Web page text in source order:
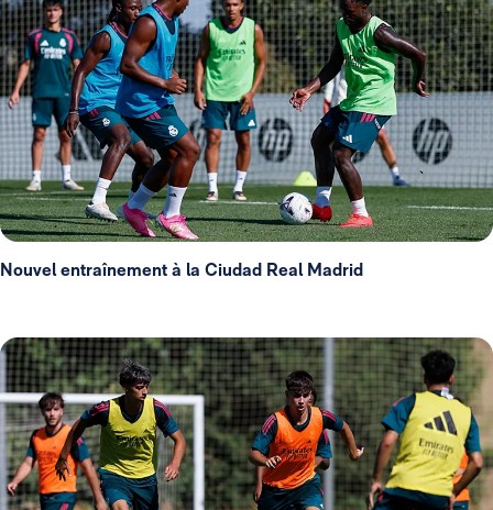
Nouvel entraînement à la Ciudad Real Madrid